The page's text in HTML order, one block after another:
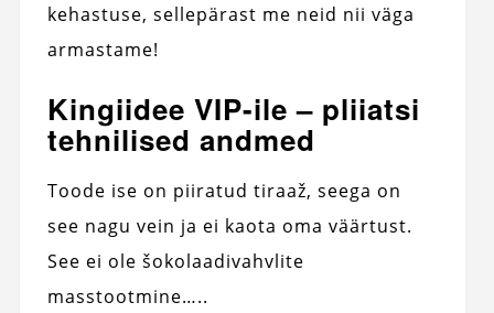
kehastuse, sellepärast me neid nii väga
armastame!
Kingiidee VIP-ile – pliiatsi
tehnilised andmed
Toode ise on piiratud tiraaž, seega on
see nagu vein ja ei kaota oma väärtust.
See ei ole šokolaadivahvlite
masstootmine…..